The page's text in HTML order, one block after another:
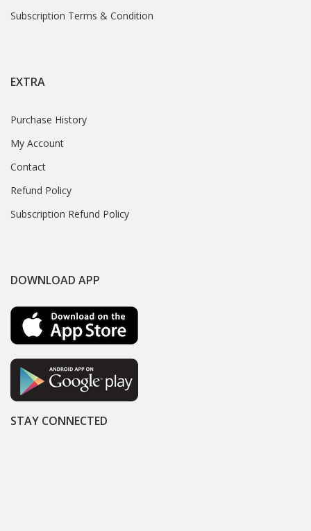
Subscription Terms & Condition
EXTRA
Purchase History
My Account
Contact
Refund Policy
Subscription Refund Policy
DOWNLOAD APP
STAY CONNECTED